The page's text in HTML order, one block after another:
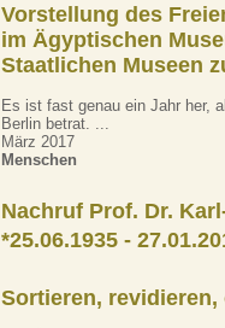
Vorstellung des
im Ägyptischen
Staatlichen Museen
Es ist fast genau ein Jahr her,
Berlin betrat. ...
März 2017
Menschen
Nachruf Prof. Dr.
*25.06.1935 -
Sortieren,